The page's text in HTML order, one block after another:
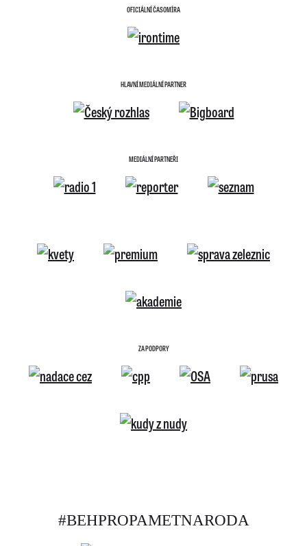
OFICIÁLNÍ ČASOMÍRA
HLAVNÍ MEDIÁLNÍ PARTNER
MEDIÁLNÍ PARTNEŘI
ZA PODPORY
#BEHPROPAMETNARODA